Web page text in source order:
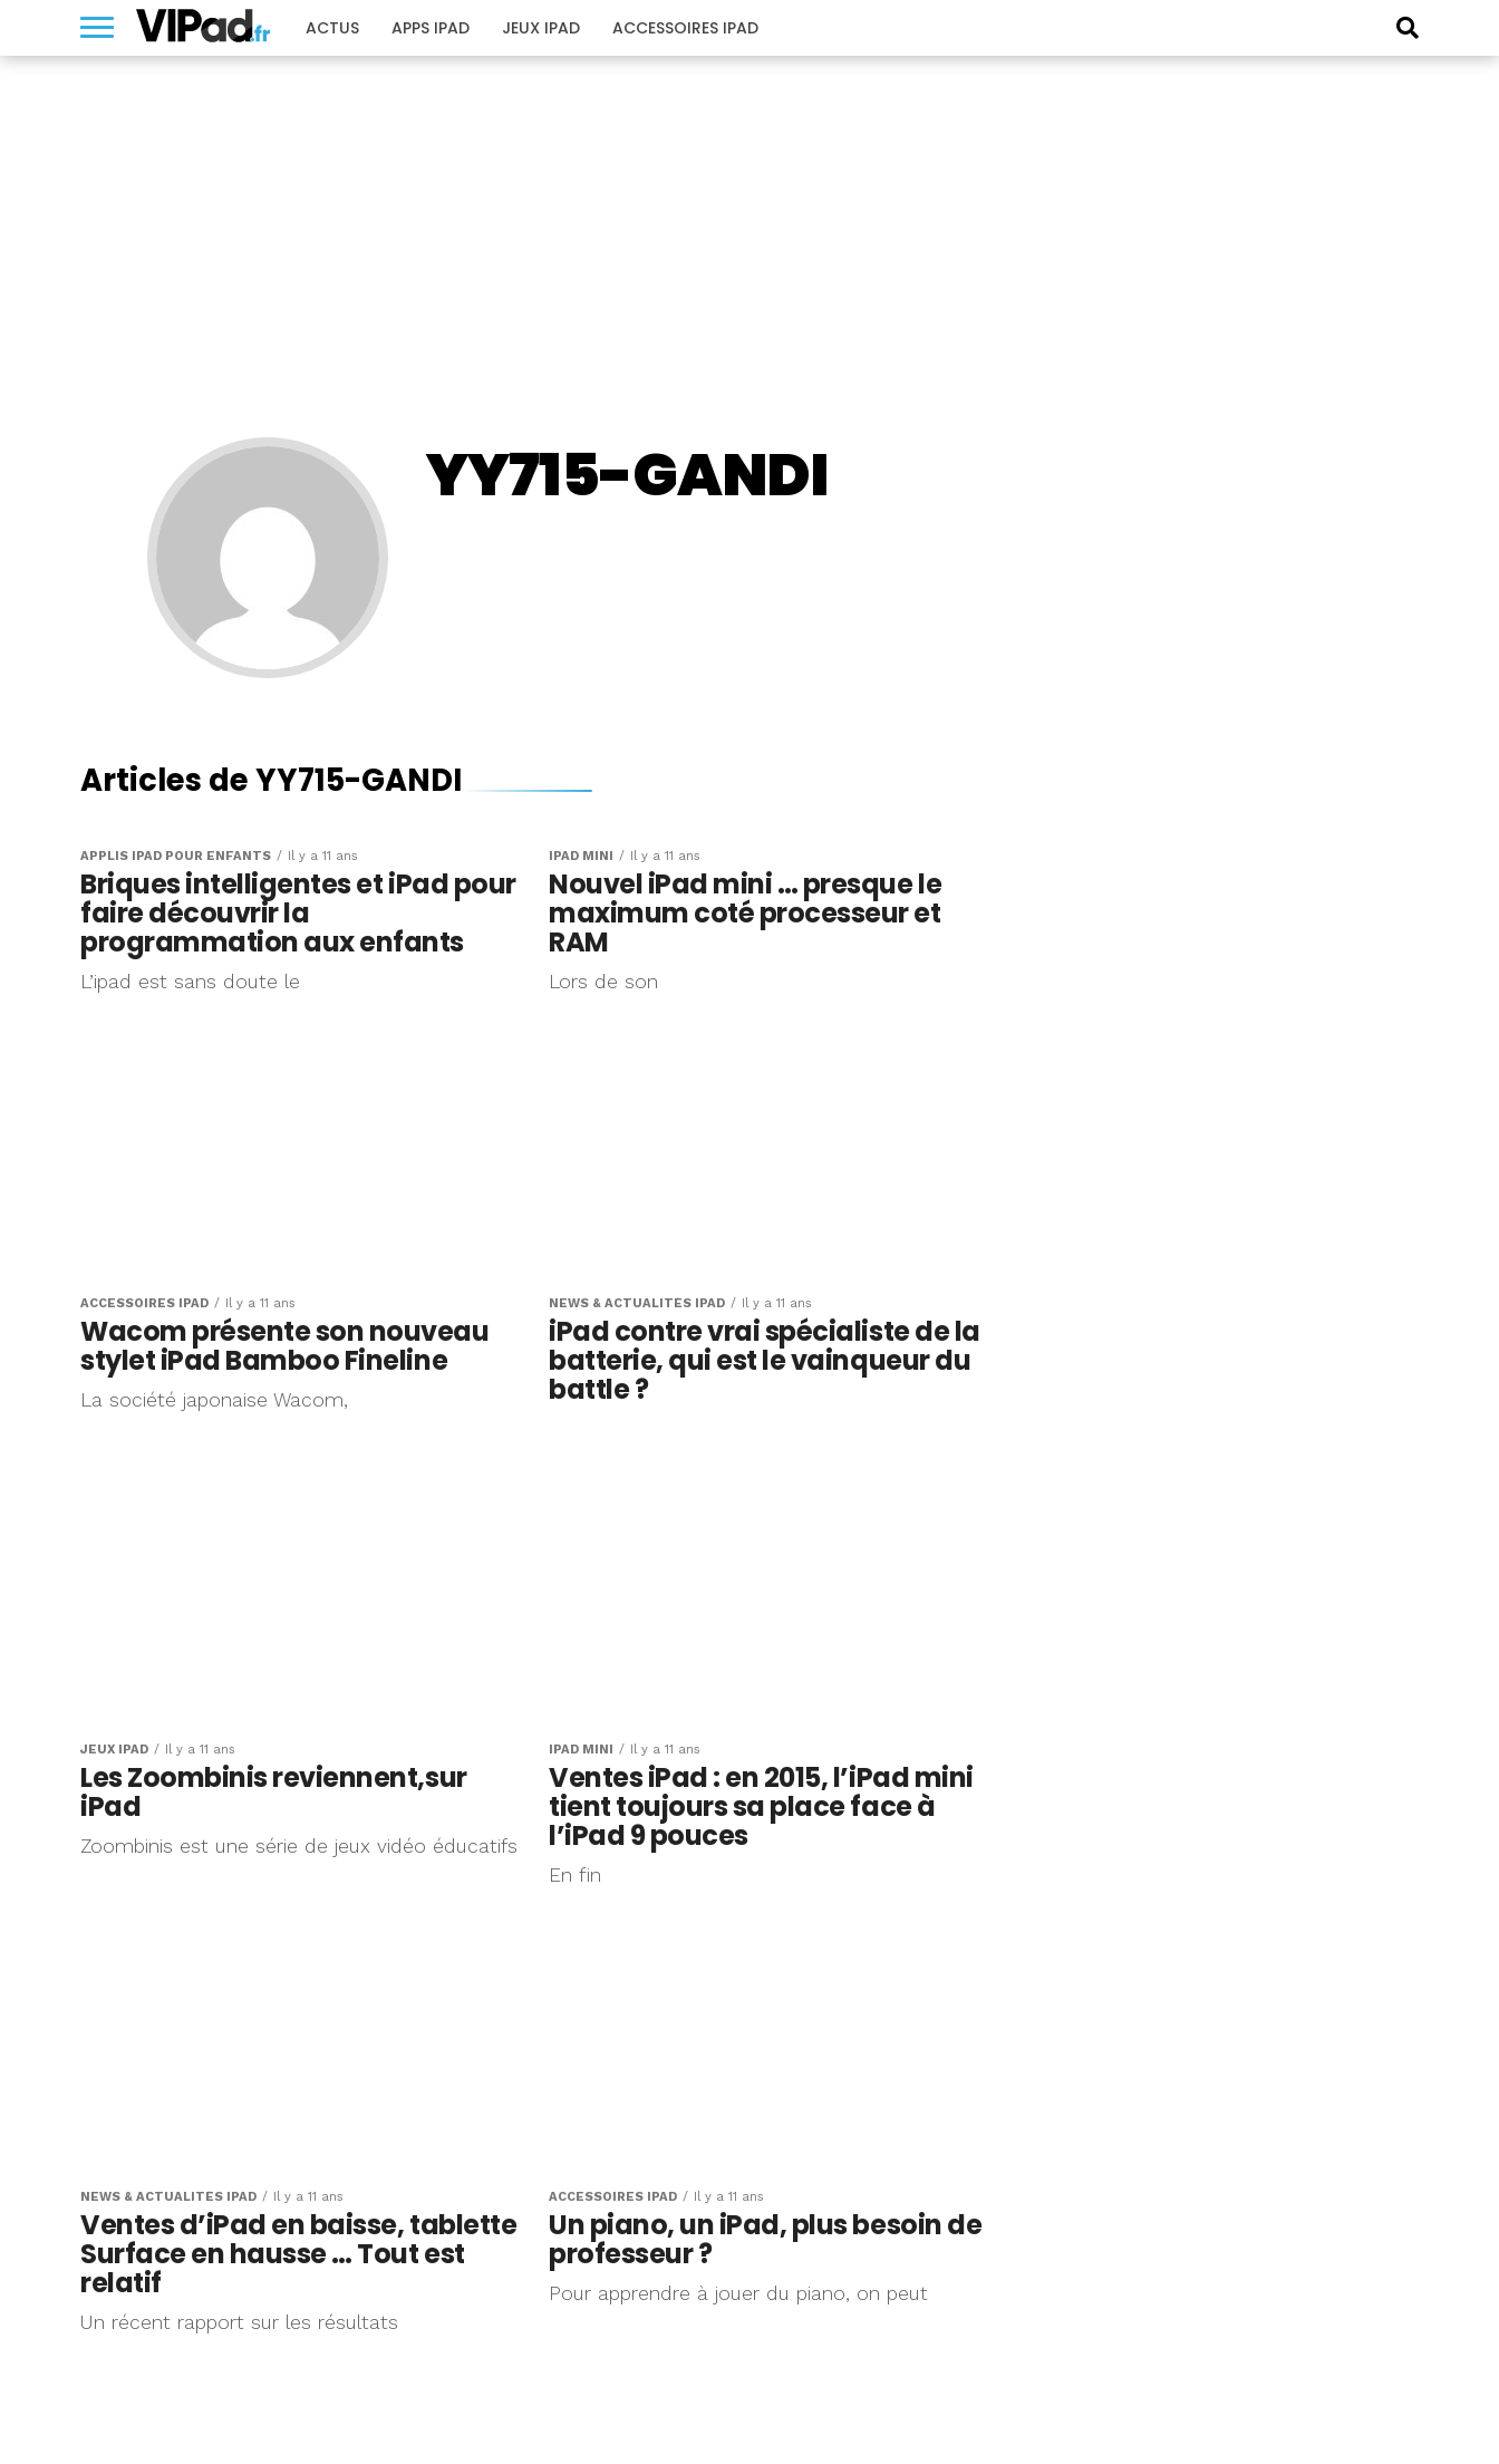
ACTUS APPS IPAD JEUX IPAD ACCESSOIRES IPAD
YY715-GANDI
Articles de YY715-GANDI
APPLIS IPAD POUR ENFANTS Il y a 11 ans
Briques intelligentes et iPad pour
faire découvrir la
programmation aux enfants
L’ipad est sans doute le
IPAD MINI Il y a 11 ans
Nouvel iPad mini … presque le
maximum coté processeur et
RAM
Lors de son
ACCESSOIRES IPAD Il y a 11 ans
Wacom présente son nouveau
stylet iPad Bamboo Fineline
La société japonaise Wacom,
NEWS & ACTUALITÉS IPAD Il y a 11 ans
iPad contre vrai spécialiste de la
batterie, qui est le vainqueur du
battle ?
JEUX IPAD Il y a 11 ans
Les Zoombinis reviennent,sur
iPad
Zoombinis est une série de jeux vidéo éducatifs
IPAD MINI Il y a 11 ans
Ventes iPad : en 2015, l’iPad mini
tient toujours sa place face à
l’iPad 9 pouces
En fin
NEWS & ACTUALITÉS IPAD Il y a 11 ans
Ventes d’iPad en baisse, tablette
Surface en hausse … Tout est
relatif
Un récent rapport sur les résultats
ACCESSOIRES IPAD Il y a 11 ans
Un piano, un iPad, plus besoin de
professeur ?
Pour apprendre à jouer du piano, on peut